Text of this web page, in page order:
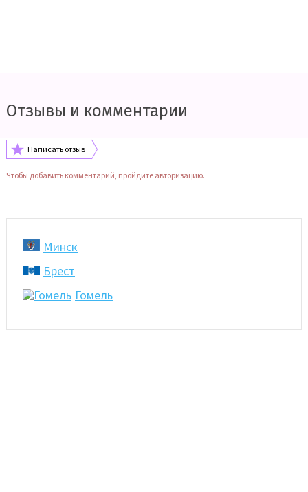
Отзывы и комментарии
Написать отзыв
Чтобы добавить комментарий, пройдите авторизацию.
Минск
Брест
Гомель